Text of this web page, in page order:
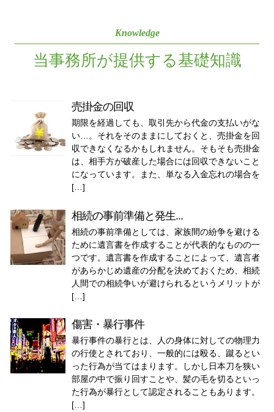
Knowledge
当事務所が提供する基礎知識
売掛金の回収
期限を経過しても、取引先から代金の支払いがな
い…。それをそのままにしておくと、売掛金を回
収できなくなるかもしれません。そもそも売掛金
は、相手方が破産した場合には回収できないこと
になっています。また、単なる入金忘れの場合を
[…]
相続の事前準備と発生...
相続の事前準備としては、家族間の紛争を避ける
ために遺言書を作成することが代表的なものの一
つです。遺言書を作成することによって、遺言者
があらかじめ遺産の分配を決めておくため、相続
人間での相続争いが避けられるというメリットが
[…]
傷害・暴行事件
暴行事件の暴行とは、人の身体に対しての物理力
の行使とされており、一般的には殴る、蹴るとい
った行為が当てはまります。しかし日本刀を狭い
部屋の中で振り回すことや、髪の毛を切るといっ
た行為が暴行として認定されることもあります。
[…]